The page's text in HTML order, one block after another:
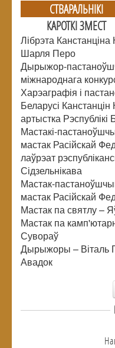
СТВАРАЛЬНIКI
КАРОТКІ ЗМЕСТ
Лібрэта Канстанціна
Шарля Перо
Дырыжор-
міжнароднага
Харэаграфія і
Беларусі
артыстка
Мастакі-
мастак Расійскай
лаўрэат
Сідзельнікава
Мастак-
мастак Расійскай
Мастак па святлу –
Мастак па
Сувораў
Дырыжоры – Віталь
Авадок